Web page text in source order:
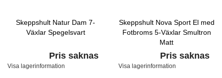
Skeppshult Natur Dam 7-
Växlar Spegelsvart
Pris saknas
Visa lagerinformation
Skeppshult Nova Sport El med
Fotbroms 5-Växlar Smultron
Matt
Pris saknas
Visa lagerinformation